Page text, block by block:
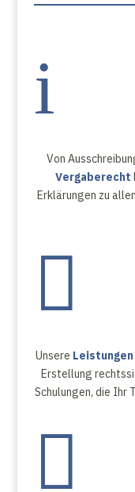
i
Von
Vergaberecht
Erklärungen zu

Unsere Leistungen
Erstellung
Schulungen, die Ihr
